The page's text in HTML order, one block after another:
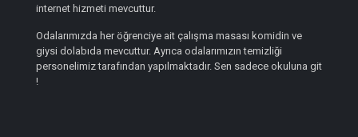
internet hizmeti mevcuttur.
Odalarımızda her öğrenciye ait çalışma masası komidin ve
giysi dolabıda mevcuttur. Ayrıca odalarımızın temizliği
personelimiz tarafından yapılmaktadır. Sen sadece okuluna git
!